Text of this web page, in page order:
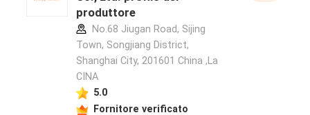
produttore
No.68 Jiugan Road, Sijing
Town, Songjiang District,
Shanghai City, 201601 China ,La
CINA
5.0
Fornitore verificato